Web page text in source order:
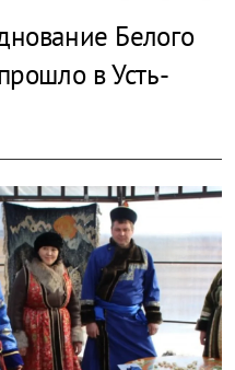
Белого
в Усть-